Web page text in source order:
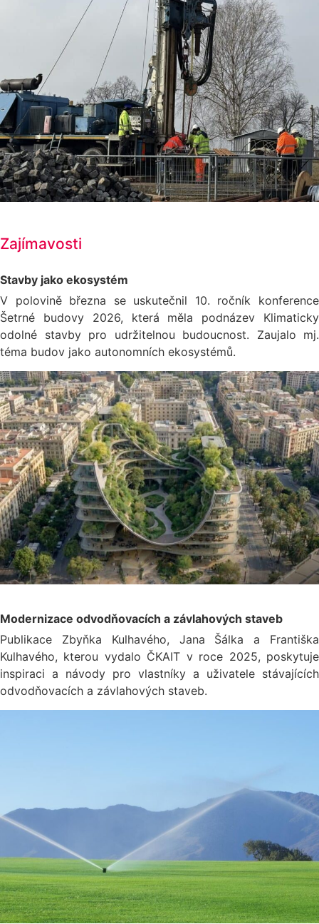
Zajímavosti
Stavby jako ekosystém
V polovině března se uskutečnil 10. ročník konference
Šetrné budovy 2026, která měla podnázev Klimaticky
odolné stavby pro udržitelnou budoucnost. Zaujalo mj.
téma budov jako autonomních ekosystémů.
Modernizace odvodňovacích a závlahových staveb
Publikace Zbyňka Kulhavého, Jana Šálka a Františka
Kulhavého, kterou vydalo ČKAIT v roce 2025, poskytuje
inspiraci a návody pro vlastníky a uživatele stávajících
odvodňovacích a závlahových staveb.